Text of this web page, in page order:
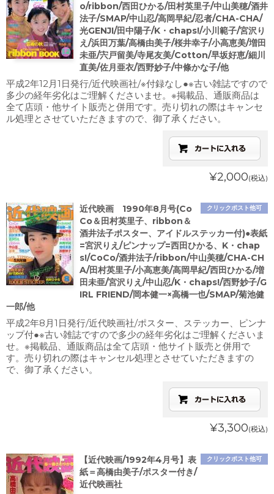
o/ribbon/西田ひかる/田村英里子/中山美穂/酒井
法子/SMAP/中山忍/高岡早紀/忍者/CHA-CHA/
光GENJI/田中陽子/K・chaps!/小川範子/宮沢り
え/浜田万葉/高橋由美子/桜井幸子/小高恵美/増田
未亜/宍戸留美/寺尾友美/Cotton/早坂好恵/細川
直美/佐月亜衣/西野妙子/中條かな子/他
平成2年12月1日発行/近代映画社/※付録なし●※古い雑誌ですので
多少の経年劣化はご理解くださいませ。※掲載品、通販商品は
全て店頭・他サイト販売と併用です。売り切れの際はキャンセ
ル処理とさせていただきますので、御了承ください。
¥2,000(税込)
クリックポスト他可
近代映画 1990年8月号(Co
Co＆田村英里子、ribbon＆
酒井法子ポスター、アイドルステッカー付)●表紙
=宮沢りえ/ピンナップ=西田ひかる、K・chap
s!/CoCo/酒井法子/ribbon/中山美穂/CHA-CH
A/田村英里子/小高恵美/高岡早紀/西田ひかる/増
田未亜/宮沢りえ/中山忍/K・chaps!/西野妙子/G
IRL FRIEND/岡本健一×高橋一也/SMAP/菊池健
一郎/他
平成2年8月1日発行/近代映画社/ポスター、ステッカー、ピンナ
ップ付●※古い雑誌ですので多少の経年劣化はご理解くださいま
せ。※掲載品、通販商品は全て店頭・他サイト販売と併用で
す。売り切れの際はキャンセル処理とさせていただきますの
で、御了承ください。
¥3,300(税込)
クリックポスト他可
【近代映画/1992年4月号】表
紙＝高橋由美子/ポスター付き/
近代映画社